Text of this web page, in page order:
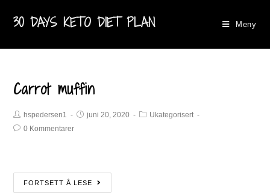
30 DAYS KETO DIET PLAN Meny
Carrot muffin
hspedersen1 juni 20, 2020
Ukategorisert
0 Kommentarer
FORTSETT Å LESE